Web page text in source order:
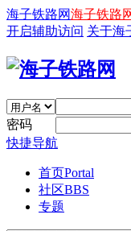
海子铁路网海子铁路
开启辅助访问 关于海
密码
快捷导航
首页Portal
社区BBS
专题